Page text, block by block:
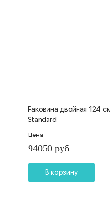
Раковина двойная 124
Standard
Цена
94050 руб.
В корзину